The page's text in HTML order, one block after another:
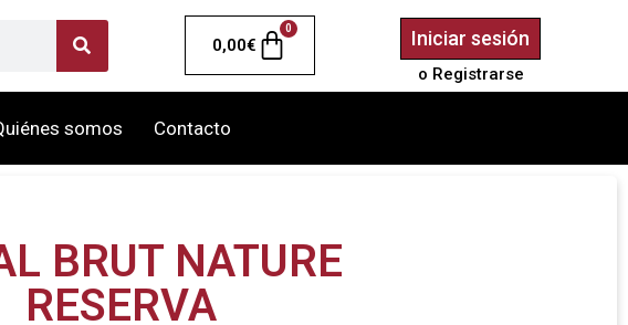
0,00€
0 Iniciar sesión
o Registrarse
somos Contacto
BRUT NATURE
RESERVA